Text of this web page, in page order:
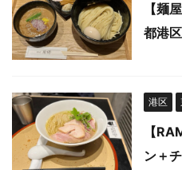
【麺
都港
港区
【
ン＋